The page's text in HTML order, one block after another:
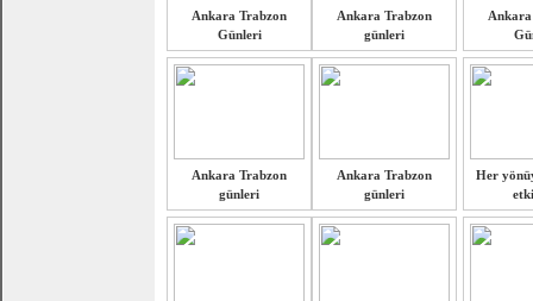
Ankara Trabzon
Günleri
Ankara Trabzon
günleri
Ankara Trabzon
günleri
Ankara Trabzon
günleri
Her